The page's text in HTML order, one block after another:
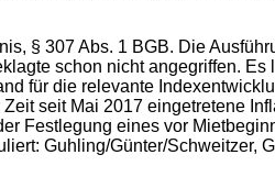
§ 307 Abs. 1 BGB. Die
schon nicht angegriffen. Es
für die relevante
seit Mai 2017 eingetretene
Festlegung eines vor
Guhling/Günter/Schweitzer,